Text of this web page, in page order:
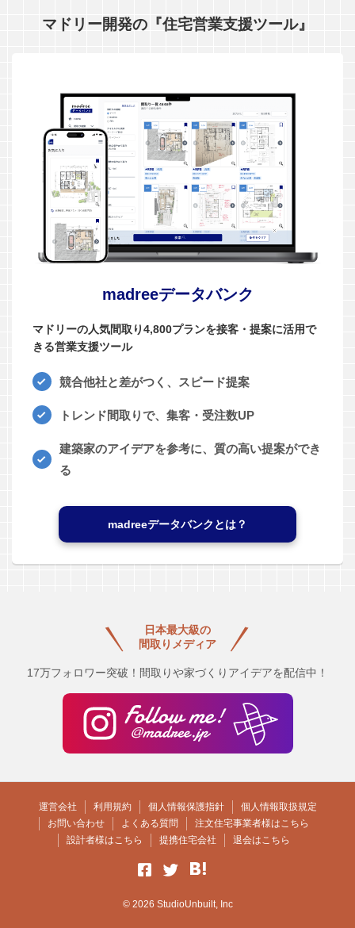
マドリー開発の『住宅営業支援ツール』
madreeデータバンク
マドリーの人気間取り4,800プランを接客・提案に活用で
きる営業支援ツール
競合他社と差がつく、スピード提案
トレンド間取りで、集客・受注数UP
建築家のアイデアを参考に、質の高い提案ができ
る
madreeデータバンクとは？
日本最大級の
間取りメディア
17万フォロワー突破！間取りや家づくりアイデアを配信中！
運営会社 利用規約 個人情報保護指針
個人情報取扱規定
お問い合わせ
よくある質問
注文住宅事業者様はこちら
設計者様はこちら
提携住宅会社 退会はこちら
© 2026 StudioUnbuilt, Inc